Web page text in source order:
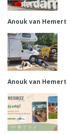
Anouk van Hemert
Anouk van Hemert